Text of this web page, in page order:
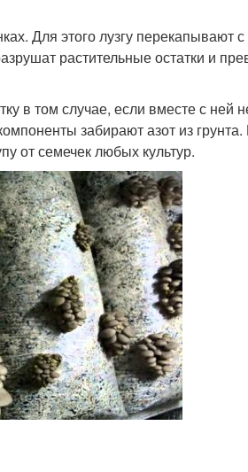
Для этого лузгу перекапывают
растительные остатки и
в том случае, если вместе с ней
забирают азот из
от семечек любых культур.